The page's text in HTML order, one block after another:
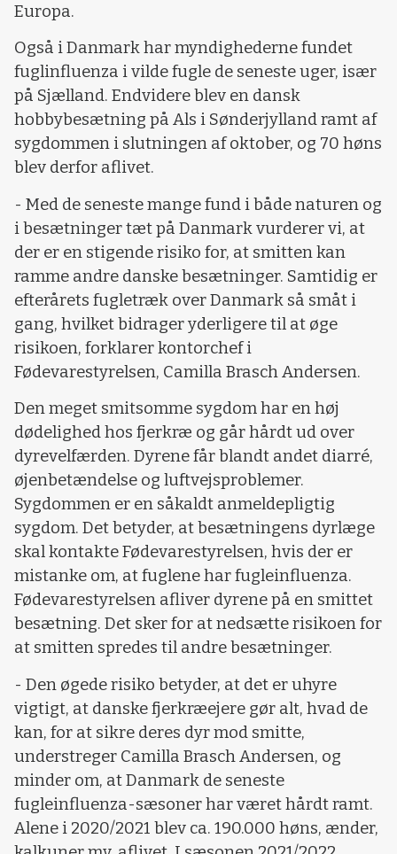
Europa.
Også i Danmark har myndighederne fundet
fuglinfluenza i vilde fugle de seneste uger, især
på Sjælland. Endvidere blev en dansk
hobbybesætning på Als i Sønderjylland ramt af
sygdommen i slutningen af oktober, og 70 høns
blev derfor aflivet.
- Med de seneste mange fund i både naturen og
i besætninger tæt på Danmark vurderer vi, at
der er en stigende risiko for, at smitten kan
ramme andre danske besætninger. Samtidig er
efterårets fugletræk over Danmark så småt i
gang, hvilket bidrager yderligere til at øge
risikoen, forklarer kontorchef i
Fødevarestyrelsen, Camilla Brasch Andersen.
Den meget smitsomme sygdom har en høj
dødelighed hos fjerkræ og går hårdt ud over
dyrevelfærden. Dyrene får blandt andet diarré,
øjenbetændelse og luftvejsproblemer.
Sygdommen er en såkaldt anmeldepligtig
sygdom. Det betyder, at besætningens dyrlæge
skal kontakte Fødevarestyrelsen, hvis der er
mistanke om, at fuglene har fugleinfluenza.
Fødevarestyrelsen afliver dyrene på en smittet
besætning. Det sker for at nedsætte risikoen for
at smitten spredes til andre besætninger.
- Den øgede risiko betyder, at det er uhyre
vigtigt, at danske fjerkræejere gør alt, hvad de
kan, for at sikre deres dyr mod smitte,
understreger Camilla Brasch Andersen, og
minder om, at Danmark de seneste
fugleinfluenza-sæsoner har været hårdt ramt.
Alene i 2020/2021 blev ca. 190.000 høns, ænder,